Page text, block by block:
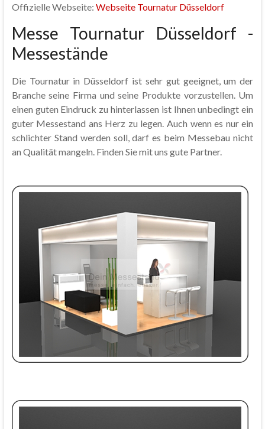
Offizielle Webseite: Webseite Tournatur Düsseldorf
Messe Tournatur Düsseldorf -
Messestände
Die Tournatur in Düsseldorf ist sehr gut geeignet, um der
Branche seine Firma und seine Produkte vorzustellen. Um
einen guten Eindruck zu hinterlassen ist Ihnen unbedingt ein
guter Messestand ans Herz zu legen. Auch wenn es nur ein
schlichter Stand werden soll, darf es beim Messebau nicht
an Qualität mangeln. Finden Sie mit uns gute Partner.